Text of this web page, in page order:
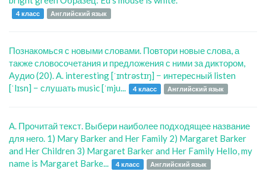
4 класс Английский язык
Познакомься с новыми словами. Повтори новые слова, а
также словосочетания и предложения с ними за диктором,
Аудио (20). А. interesting [ˈɪntrəstɪŋ] − интересный listen
[ˈlɪsn] − слушать music [ˈmju...
4 класс Английский язык
А. Прочитай текст. Выбери наиболее подходящее название
для него. 1) Mary Barker and Her Family 2) Margaret Barker
and Her Children 3) Margaret Barker and Her Family Hello, my
name is Margaret Barke...
4 класс Английский язык